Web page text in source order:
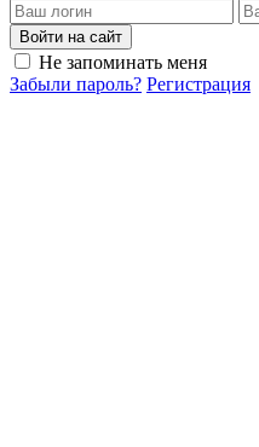
Войти на сайт
Не запоминать меня
Забыли пароль? Регистрация